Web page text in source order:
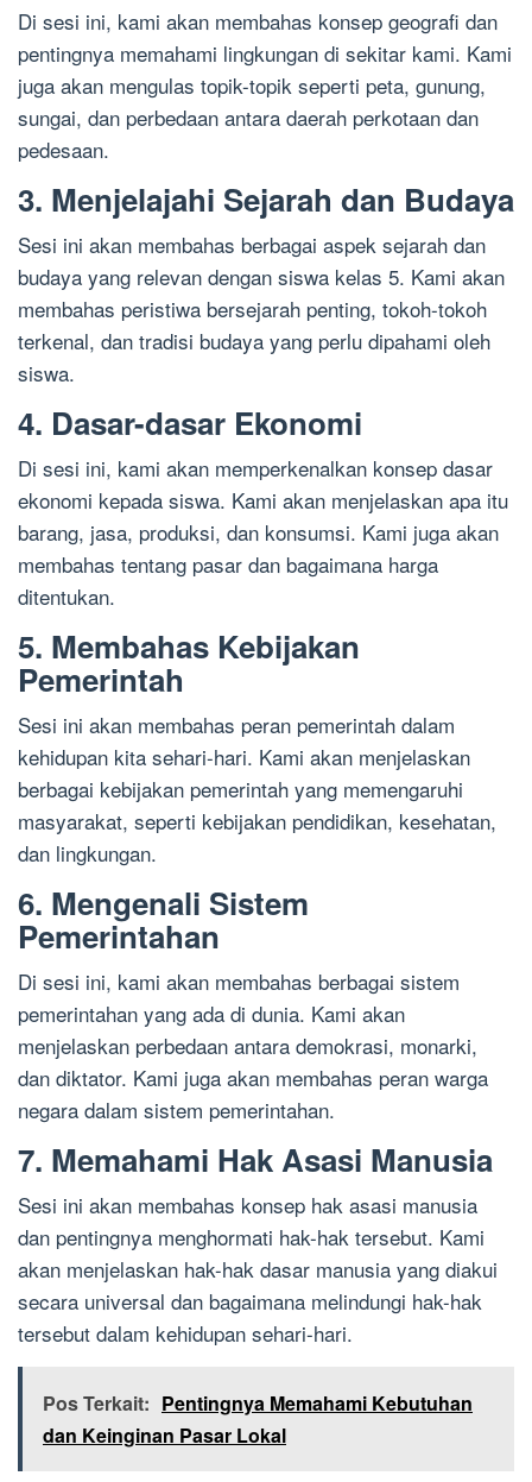
Di sesi ini, kami akan membahas konsep geografi dan
pentingnya memahami lingkungan di sekitar kami. Kami
juga akan mengulas topik-topik seperti peta, gunung,
sungai, dan perbedaan antara daerah perkotaan dan
pedesaan.
3. Menjelajahi Sejarah dan Budaya
Sesi ini akan membahas berbagai aspek sejarah dan
budaya yang relevan dengan siswa kelas 5. Kami akan
membahas peristiwa bersejarah penting, tokoh-tokoh
terkenal, dan tradisi budaya yang perlu dipahami oleh
siswa.
4. Dasar-dasar Ekonomi
Di sesi ini, kami akan memperkenalkan konsep dasar
ekonomi kepada siswa. Kami akan menjelaskan apa itu
barang, jasa, produksi, dan konsumsi. Kami juga akan
membahas tentang pasar dan bagaimana harga
ditentukan.
5. Membahas Kebijakan
Pemerintah
Sesi ini akan membahas peran pemerintah dalam
kehidupan kita sehari-hari. Kami akan menjelaskan
berbagai kebijakan pemerintah yang memengaruhi
masyarakat, seperti kebijakan pendidikan, kesehatan,
dan lingkungan.
6. Mengenali Sistem
Pemerintahan
Di sesi ini, kami akan membahas berbagai sistem
pemerintahan yang ada di dunia. Kami akan
menjelaskan perbedaan antara demokrasi, monarki,
dan diktator. Kami juga akan membahas peran warga
negara dalam sistem pemerintahan.
7. Memahami Hak Asasi Manusia
Sesi ini akan membahas konsep hak asasi manusia
dan pentingnya menghormati hak-hak tersebut. Kami
akan menjelaskan hak-hak dasar manusia yang diakui
secara universal dan bagaimana melindungi hak-hak
tersebut dalam kehidupan sehari-hari.
Pos Terkait: Pentingnya Memahami Kebutuhan
dan Keinginan Pasar Lokal